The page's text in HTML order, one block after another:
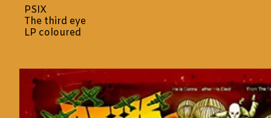
PSIX
The third eye
LP coloured